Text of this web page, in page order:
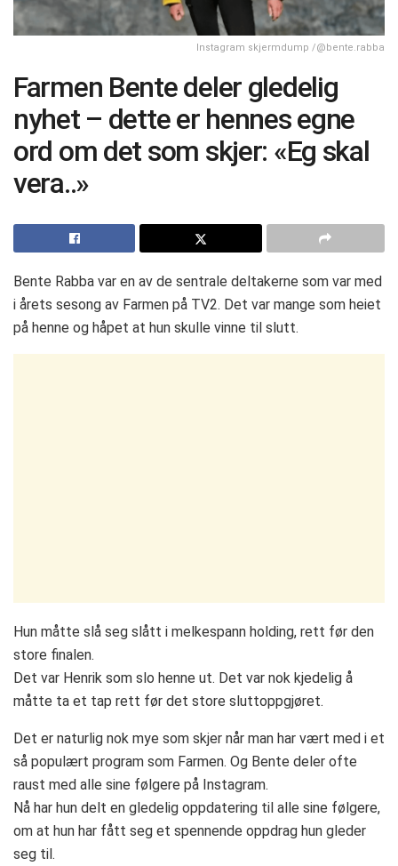
Instagram skjermdump /@bente.rabba
Farmen Bente deler gledelig
nyhet – dette er hennes egne
ord om det som skjer: «Eg skal
vera..»
Bente Rabba var en av de sentrale deltakerne som var med
i årets sesong av Farmen på TV2. Det var mange som heiet
på henne og håpet at hun skulle vinne til slutt.
Hun måtte slå seg slått i melkespann holding, rett før den
store finalen.
Det var Henrik som slo henne ut. Det var nok kjedelig å
måtte ta et tap rett før det store sluttoppgjøret.
Det er naturlig nok mye som skjer når man har vært med i et
så populært program som Farmen. Og Bente deler ofte
raust med alle sine følgere på Instagram.
Nå har hun delt en gledelig oppdatering til alle sine følgere,
om at hun har fått seg et spennende oppdrag hun gleder
seg til.